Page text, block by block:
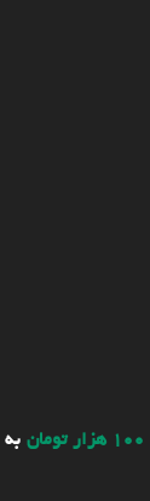
100 هزار تومان
به